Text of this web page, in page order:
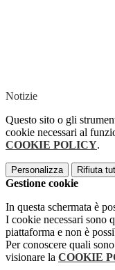
Notizie
Questo sito o gli
cookie necessari al
COOKIE POLICY.
Personalizza Rifiuta
Gestione cookie
In questa schermata è
I cookie necessari sono
piattaforma e non è
Per conoscere quali
visionare la COOKIE